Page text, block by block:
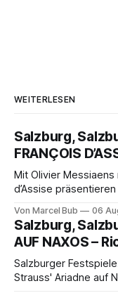
WEITERLESEN
Salzburg,
FRANÇOIS
Mit Olivier
d’Assise
eine bildgewaltige
die komplexe Partitur
Franziskus.
Von Marcel Bub 06
Salzburg,
AUF NAXOS –
Salzburger
Strauss' Ariadne auf